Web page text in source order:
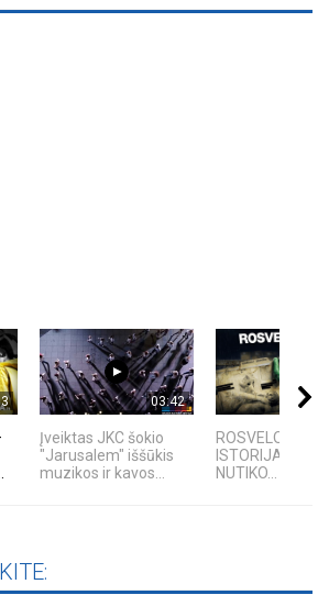
03:42
Įveiktas JKC šokio
"Jarusalem" iššūkis
muzikos ir kavos...
ROSVELO
ISTORIJA: KAS
NUTIKO...